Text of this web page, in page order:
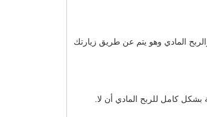
المادي وهو يتم عن طريق زيارتك
كامل للربح المادي أن لا.